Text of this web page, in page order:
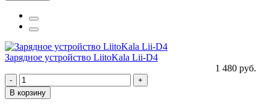
Зарядное устройство LiitoKala Lii-D4
1 480 руб.
-
+
В корзину